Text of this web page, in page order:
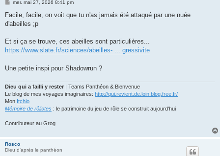
M
s
a
mer. mai 27, 2026 8:41 pm
Facile, facile, on voit que tu n'as jamais été attaqué par une nuée
d'abeilles ;p
Et si ça se trouve, ces abeilles sont particulières...
https://www.slate.fr/sciences/abeilles- ... gressivite
Une petite inspi pour Shadowrun ?
Dieu qui a failli y rester | Teams Panthéon & Bienvenue
Le blog de mes voyages imaginaires: http://qui.revient.de.loin.blog.free.fr/
Mon Itchio
Mémoire de rôlistes : le patrimoine du jeu de rôle se construit aujourd'hui
Contributeur au Grog
Rosco
Dieu d'après le panthéon